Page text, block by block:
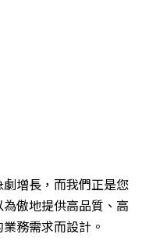
增長，而我們正是您
傲地提供高品質、高
務需求而設計。